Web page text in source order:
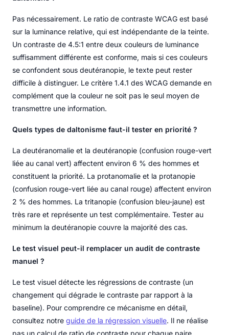
Pas nécessairement. Le ratio de contraste WCAG est basé
sur la luminance relative, qui est indépendante de la teinte.
Un contraste de 4.5:1 entre deux couleurs de luminance
suffisamment différente est conforme, mais si ces couleurs
se confondent sous deutéranopie, le texte peut rester
difficile à distinguer. Le critère 1.4.1 des WCAG demande en
complément que la couleur ne soit pas le seul moyen de
transmettre une information.
Quels types de daltonisme faut-il tester en priorité ?
La deutéranomalie et la deutéranopie (confusion rouge-vert
liée au canal vert) affectent environ 6 % des hommes et
constituent la priorité. La protanomalie et la protanopie
(confusion rouge-vert liée au canal rouge) affectent environ
2 % des hommes. La tritanopie (confusion bleu-jaune) est
très rare et représente un test complémentaire. Tester au
minimum la deutéranopie couvre la majorité des cas.
Le test visuel peut-il remplacer un audit de contraste
manuel ?
Le test visuel détecte les régressions de contraste (un
changement qui dégrade le contraste par rapport à la
baseline). Pour comprendre ce mécanisme en détail,
consultez notre guide de la régression visuelle. Il ne réalise
pas un calcul de ratio de contraste pour chaque paire